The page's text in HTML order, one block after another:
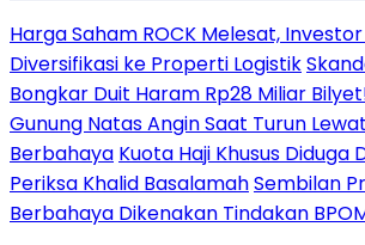
Harga Saham ROCK Melesat,
Diversifikasi ke Properti Logistik
Bongkar Duit Haram Rp28 Miliar
Gunung Natas Angin Saat Turun
Berbahaya Kuota Haji Khusus Diduga
Periksa Khalid BasalamahSembilan
Berbahaya Dikenakan Tindakan